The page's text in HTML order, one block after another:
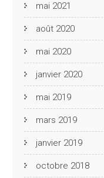
mai 2021
août 2020
mai 2020
janvier 2020
mai 2019
mars 2019
janvier 2019
octobre 2018